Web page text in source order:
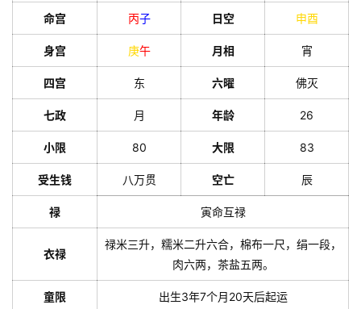
命宫 丙子 日空 申酉
身宫 庚午 月相 宵
四宫 东 六曜 佛灭
七政 月 年龄 26
小限 80 大限 83
受生钱 八万贯 空亡 辰
禄 寅命互禄
衣禄
禄米三升，糯米二升六合，棉布一尺，绢一段，
肉六两，茶盐五两。
童限 出生3年7个月20天后起运